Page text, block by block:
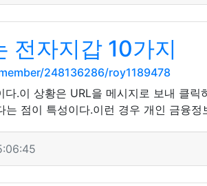
전자지갑 10가지
248136286/roy1189478
.이 상황은 URL을 메시지로 보내 클
는 점이 특성이다.이런 경우 개인 금융